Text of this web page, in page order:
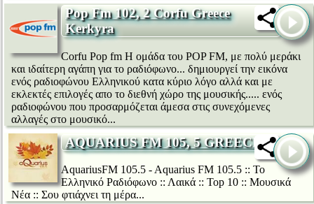
Pop Fm 102, 2 Corfu Greece
Kerkyra
Corfu Pop fm Η ομάδα του POP FM, με πολύ μεράκι
και ιδαίτερη αγάπη για το ραδιόφωνο... δημιουργεί την εικόνα
ενός ραδιοφώνου Ελληνικού κατα κύριο λόγο αλλά και με
εκλεκτές επιλογές απο το διεθνή χώρο της μουσικής..... ενός
ραδιοφώνου που προσαρμόζεται άμεσα στις συνεχόμενες
αλλαγές στο μουσικό...
AQUARIUS FM 105, 5 GREECE
AquariusFM 105.5 - Aquarius FM 105.5 :: Το
Ελληνικό Ραδιόφωνο :: Λαικά :: Top 10 :: Μουσικά
Νέα :: Σου φτιάχνει τη μέρα...